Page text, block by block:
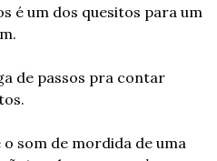
é um dos quesitos para um
de passos pra contar
som de mordida de uma